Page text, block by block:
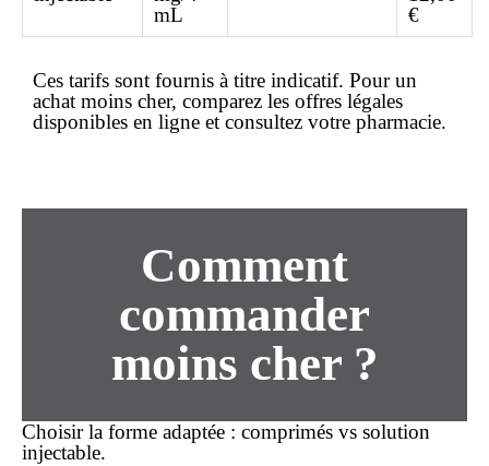
mL
€
Ces tarifs sont fournis à titre indicatif. Pour un
achat moins cher, comparez les offres légales
disponibles en ligne et consultez votre pharmacie.
Comment
commander
moins cher ?
Choisir la forme adaptée : comprimés vs solution
injectable.